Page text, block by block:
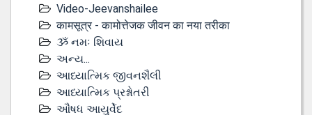
Video-Jeevanshailee
कामसूत्र - कामोत्तेजक जीवन का नया तरीका
ૐ નમઃ શિવાય
અન્ય...
આધ્યાત્મિક જીવનશૈલી
આધ્યાત્મિક પ્રશ્નોતરી
ઔષધ આયુર્વેદ